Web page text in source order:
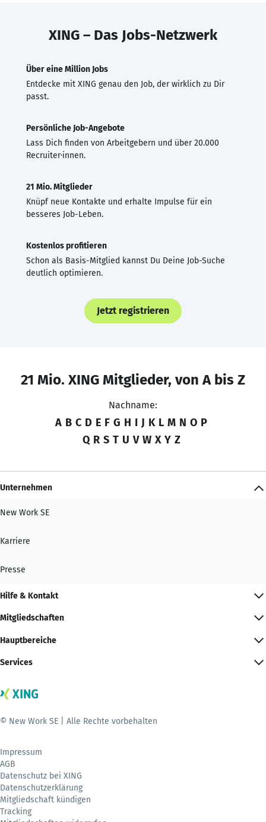
XING – Das Jobs-Netzwerk
Über eine Million Jobs
Entdecke mit XING genau den Job, der wirklich zu Dir
passt.
Persönliche Job-Angebote
Lass Dich finden von Arbeitgebern und über 20.000
Recruiter·innen.
21 Mio. Mitglieder
Knüpf neue Kontakte und erhalte Impulse für ein
besseres Job-Leben.
Kostenlos profitieren
Schon als Basis-Mitglied kannst Du Deine Job-Suche
deutlich optimieren.
Jetzt registrieren
21 Mio. XING Mitglieder, von A bis Z
Nachname:
A B C D E F G H I J K L M N O P
Q R S T U V W X Y Z
Unternehmen
New Work SE
Karriere
Presse
Hilfe & Kontakt
Mitgliedschaften
Hauptbereiche
Services
© New Work SE | Alle Rechte vorbehalten
Impressum
AGB
Datenschutz bei XING
Datenschutzerklärung
Mitgliedschaft kündigen
Tracking